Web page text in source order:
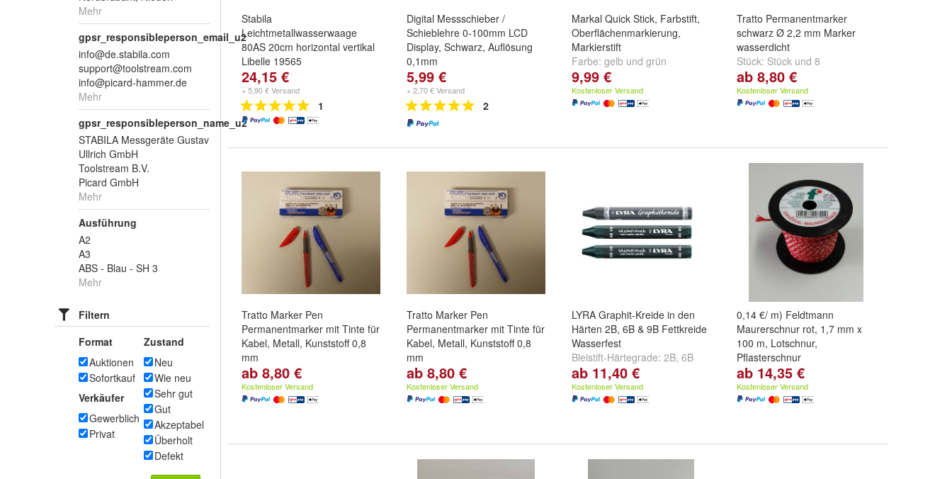
Mehr
gpsr_responsibleperson_email_u2
info@de.stabila.com
support@toolstream.com
info@picard-hammer.de
Mehr
gpsr_responsibleperson_name_u2
STABILA Messgeräte Gustav
Ullrich GmbH
Toolstream B.V.
Picard GmbH
Mehr
Ausführung
A2
A3
ABS - Blau - SH 3
Mehr
Filtern
Format
Auktionen
Sofortkauf
Verkäufer
Gewerblich
Privat
Zustand
Neu
Wie neu
Sehr gut
Gut
Akzeptabel
Überholt
Defekt
Stabila
Leichtmetallwasserwaage
80AS 20cm horizontal vertikal
Libelle 19565
24,15 €
+ 5,90 € Versand
1
Digital Messschieber /
Schieblehre 0-100mm LCD
Display, Schwarz, Auflösung
0,1mm
5,99 €
+ 2,70 € Versand
2
Markal Quick Stick, Farbstift,
Oberflächenmarkierung,
Markierstift
Farbe: gelb und grün
9,99 €
Kostenloser Versand
Tratto Permanentmarker
schwarz Ø 2,2 mm Marker
wasserdicht
Stück: Stück und 8
Stück/Karton
ab 8,80 €
Kostenloser Versand
Tratto Marker Pen
Permanentmarker mit Tinte für
Kabel, Metall, Kunststoff 0,8
mm
Schreibfarbe:
Blauundweitere ...
ab 8,80 €
Kostenloser Versand
Tratto Marker Pen
Permanentmarker mit Tinte für
Kabel, Metall, Kunststoff 0,8
mm
Schreibfarbe:
Blauundweitere ...
ab 8,80 €
Kostenloser Versand
LYRA Graphit-Kreide in den
Härten 2B, 6B & 9B Fettkreide
Wasserfest
Bleistift-Härtegrade: 2B, 6B
und 9B
ab 11,40 €
Kostenloser Versand
0,14 €/ m) Feldtmann
Maurerschnur rot, 1,7 mm x
100 m, Lotschnur,
Pflasterschnur
Auswahl:1 Stück
20 Stück
ab 14,35 €
Kostenloser Versand